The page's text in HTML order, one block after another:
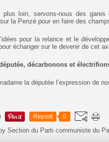
plus loin, servons-nous des
la Penzé pour en faire des
pour la relance et le
échanger sur le devenir de cet
décarbonons et
la députée l’expression de
Repost 0
Section du Parti communiste du